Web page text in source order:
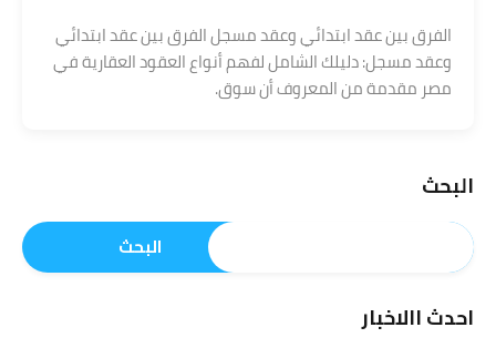
الفرق بين عقد ابتدائي وعقد مسجل الفرق بين عقد ابتدائي
وعقد مسجل: دليلك الشامل لفهم أنواع العقود العقارية في
مصر مقدمة من المعروف أن سوق.
البحث
البحث
احدث االاخبار